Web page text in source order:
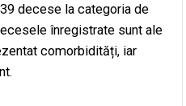
decese la categoria de
înregistrate sunt ale
comorbidități, iar